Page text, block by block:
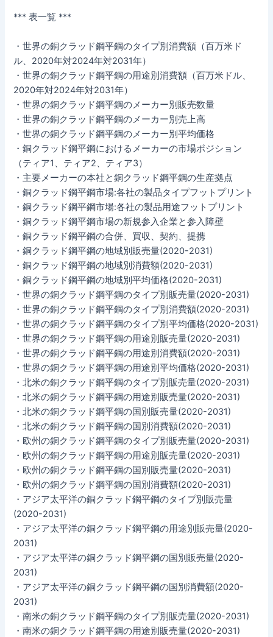
*** 表一覧 ***
・世界の銅クラッド鋼平鋼のタイプ別消費額（百万米ド
ル、2020年対2024年対2031年）
・世界の銅クラッド鋼平鋼の用途別消費額（百万米ドル、
2020年対2024年対2031年）
・世界の銅クラッド鋼平鋼のメーカー別販売数量
・世界の銅クラッド鋼平鋼のメーカー別売上高
・世界の銅クラッド鋼平鋼のメーカー別平均価格
・銅クラッド鋼平鋼におけるメーカーの市場ポジション
（ティア1、ティア2、ティア3）
・主要メーカーの本社と銅クラッド鋼平鋼の生産拠点
・銅クラッド鋼平鋼市場:各社の製品タイプフットプリント
・銅クラッド鋼平鋼市場:各社の製品用途フットプリント
・銅クラッド鋼平鋼市場の新規参入企業と参入障壁
・銅クラッド鋼平鋼の合併、買収、契約、提携
・銅クラッド鋼平鋼の地域別販売量(2020-2031)
・銅クラッド鋼平鋼の地域別消費額(2020-2031)
・銅クラッド鋼平鋼の地域別平均価格(2020-2031)
・世界の銅クラッド鋼平鋼のタイプ別販売量(2020-2031)
・世界の銅クラッド鋼平鋼のタイプ別消費額(2020-2031)
・世界の銅クラッド鋼平鋼のタイプ別平均価格(2020-2031)
・世界の銅クラッド鋼平鋼の用途別販売量(2020-2031)
・世界の銅クラッド鋼平鋼の用途別消費額(2020-2031)
・世界の銅クラッド鋼平鋼の用途別平均価格(2020-2031)
・北米の銅クラッド鋼平鋼のタイプ別販売量(2020-2031)
・北米の銅クラッド鋼平鋼の用途別販売量(2020-2031)
・北米の銅クラッド鋼平鋼の国別販売量(2020-2031)
・北米の銅クラッド鋼平鋼の国別消費額(2020-2031)
・欧州の銅クラッド鋼平鋼のタイプ別販売量(2020-2031)
・欧州の銅クラッド鋼平鋼の用途別販売量(2020-2031)
・欧州の銅クラッド鋼平鋼の国別販売量(2020-2031)
・欧州の銅クラッド鋼平鋼の国別消費額(2020-2031)
・アジア太平洋の銅クラッド鋼平鋼のタイプ別販売量
(2020-2031)
・アジア太平洋の銅クラッド鋼平鋼の用途別販売量(2020-
2031)
・アジア太平洋の銅クラッド鋼平鋼の国別販売量(2020-
2031)
・アジア太平洋の銅クラッド鋼平鋼の国別消費額(2020-
2031)
・南米の銅クラッド鋼平鋼のタイプ別販売量(2020-2031)
・南米の銅クラッド鋼平鋼の用途別販売量(2020-2031)